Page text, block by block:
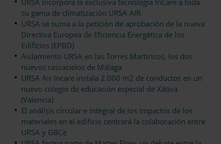
URSA incorpora la exclusiva tecnología InCare a toda
su gama de climatización URSA AIR
URSA se suma a la petición de aprobación de la nueva
Directiva Europea de Eficiencia Energética de los
Edificios (EPBD)
Aislamiento URSA en las Torres Martiricos, los dos
nuevos rascacielos de Málaga
URSA Air Incare instala 2.000 m2 de conductos en un
nuevo colegio de educación especial de Xátiva
(Valencia)
El análisis circular e integral de los impactos de los
materiales en el edificio centrará la colaboración entre
URSA y GBCe